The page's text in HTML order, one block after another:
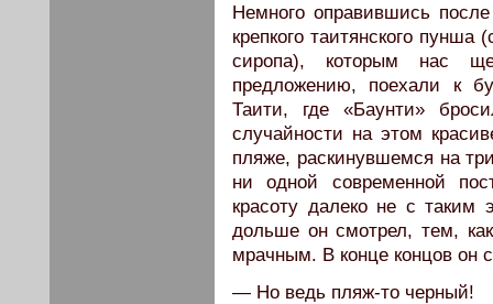
Немного оправившись
крепкого таитянского
сиропа), которым нас
предложению, поехали к
Таити, где «Баунти»
случайности на этом
пляже, раскинувшемся на
ни одной современной
красоту далеко не с
дольше он смотрел, тем,
мрачным. В конце концов он
— Но ведь пляж-то черный!